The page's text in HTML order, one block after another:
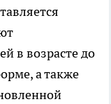
в возрасте до
а также